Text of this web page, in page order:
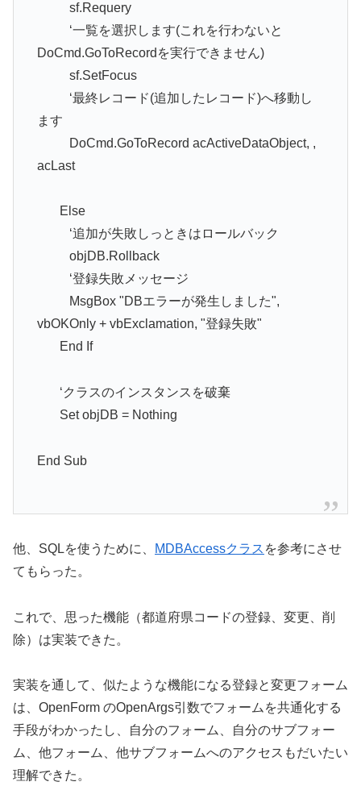
sf.Requery
‘一覧を選択します(これを行わないと
DoCmd.GoToRecordを実行できません)
sf.SetFocus
‘最終レコード(追加したレコード)へ移動し
ます
DoCmd.GoToRecord acActiveDataObject, ,
acLast
Else
‘追加が失敗しっときはロールバック
objDB.Rollback
‘登録失敗メッセージ
MsgBox "DBエラーが発生しました",
vbOKOnly + vbExclamation, "登録失敗"
End If
‘クラスのインスタンスを破棄
Set objDB = Nothing
End Sub
他、SQLを使うために、 MDBAccessクラス を参考にさせ
てもらった。
これで、思った機能（都道府県コードの登録、変更、削
除）は実装できた。
実装を通して、似たような機能になる登録と変更フォーム
は、OpenForm のOpenArgs引数でフォームを共通化する
手段がわかったし、自分のフォーム、自分のサブフォー
ム、他フォーム、他サブフォームへのアクセスもだいたい
理解できた。